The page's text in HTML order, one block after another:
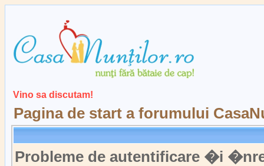
Vino sa discutam!
Pagina de start a forumului
Probleme de autentificare �i